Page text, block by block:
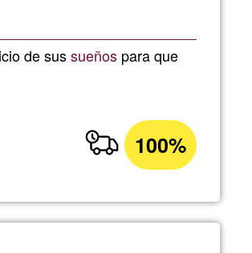
de sussueños para que
100%